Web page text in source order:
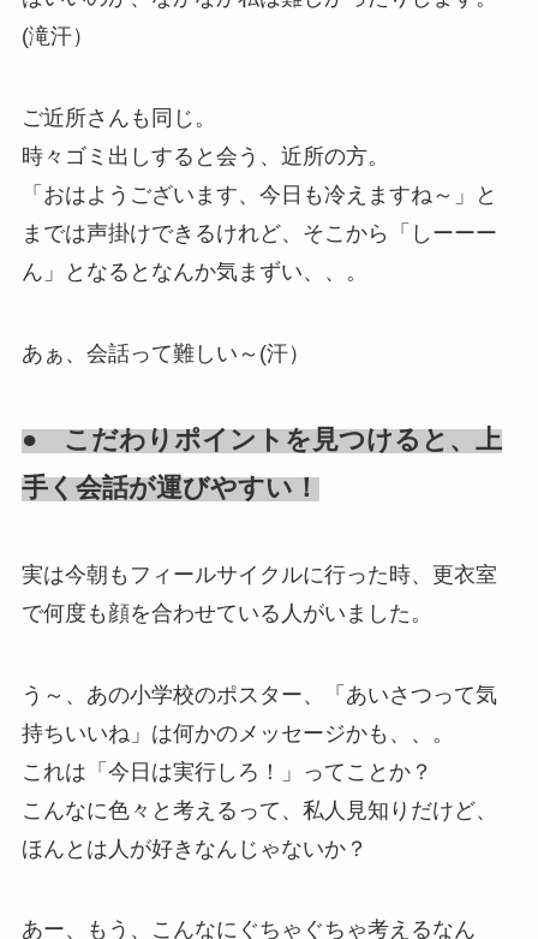
(滝汗）
ご近所さんも同じ。
時々ゴミ出しすると会う、近所の方。
「おはようございます、今日も冷えますね～」と
までは声掛けできるけれど、そこから「しーーー
ん」となるとなんか気まずい、、。
あぁ、会話って難しい～(汗）
● こだわりポイントを見つけると、上
手く会話が運びやすい！
実は今朝もフィールサイクルに行った時、更衣室
で何度も顔を合わせている人がいました。
う～、あの小学校のポスター、「あいさつって気
持ちいいね」は何かのメッセージかも、、。
これは「今日は実行しろ！」ってことか？
こんなに色々と考えるって、私人見知りだけど、
ほんとは人が好きなんじゃないか？
あー、もう、こんなにぐちゃぐちゃ考えるなん